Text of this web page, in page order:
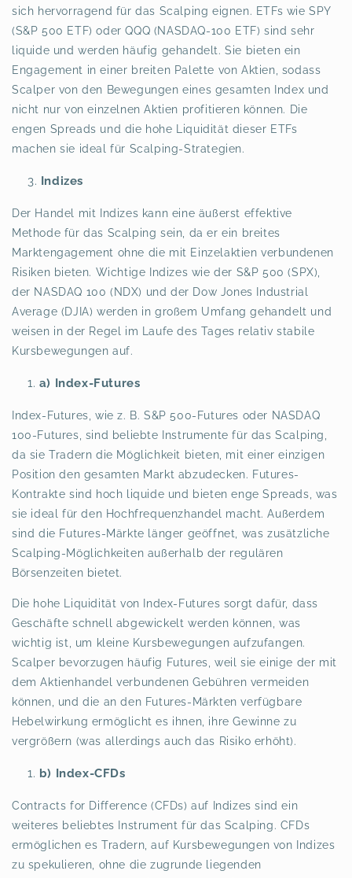
sich hervorragend für das Scalping eignen. ETFs wie SPY
(S&P 500 ETF) oder QQQ (NASDAQ-100 ETF) sind sehr
liquide und werden häufig gehandelt. Sie bieten ein
Engagement in einer breiten Palette von Aktien, sodass
Scalper von den Bewegungen eines gesamten Index und
nicht nur von einzelnen Aktien profitieren können. Die
engen Spreads und die hohe Liquidität dieser ETFs
machen sie ideal für Scalping-Strategien.
Indizes
Der Handel mit Indizes kann eine äußerst effektive
Methode für das Scalping sein, da er ein breites
Marktengagement ohne die mit Einzelaktien verbundenen
Risiken bieten. Wichtige Indizes wie der S&P 500 (SPX),
der NASDAQ 100 (NDX) und der Dow Jones Industrial
Average (DJIA) werden in großem Umfang gehandelt und
weisen in der Regel im Laufe des Tages relativ stabile
Kursbewegungen auf.
a) Index-Futures
Index-Futures, wie z. B. S&P 500-Futures oder NASDAQ
100-Futures, sind beliebte Instrumente für das Scalping,
da sie Tradern die Möglichkeit bieten, mit einer einzigen
Position den gesamten Markt abzudecken. Futures-
Kontrakte sind hoch liquide und bieten enge Spreads, was
sie ideal für den Hochfrequenzhandel macht. Außerdem
sind die Futures-Märkte länger geöffnet, was zusätzliche
Scalping-Möglichkeiten außerhalb der regulären
Börsenzeiten bietet.
Die hohe Liquidität von Index-Futures sorgt dafür, dass
Geschäfte schnell abgewickelt werden können, was
wichtig ist, um kleine Kursbewegungen aufzufangen.
Scalper bevorzugen häufig Futures, weil sie einige der mit
dem Aktienhandel verbundenen Gebühren vermeiden
können, und die an den Futures-Märkten verfügbare
Hebelwirkung ermöglicht es ihnen, ihre Gewinne zu
vergrößern (was allerdings auch das Risiko erhöht).
b) Index-CFDs
Contracts for Difference (CFDs) auf Indizes sind ein
weiteres beliebtes Instrument für das Scalping. CFDs
ermöglichen es Tradern, auf Kursbewegungen von Indizes
zu spekulieren, ohne die zugrunde liegenden